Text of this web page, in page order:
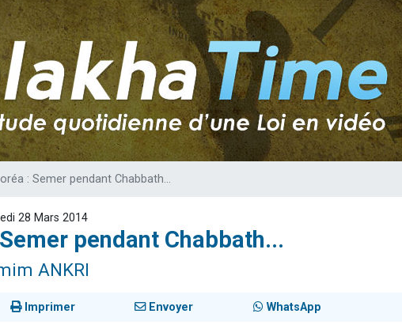
2 personnes viennent de nous rejoindre sur WhatsApp
2 nouvelles musiques dans Torah-Box Music
6 personnes viennent de nous rejoindre sur WhatsApp
: Semer pendant Chabbath...
28 Mars 2014
pendant Chabbath...
ANKRI
Imprimer Envoyer WhatsApp